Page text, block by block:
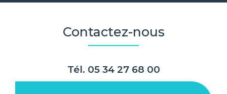
Contactez-nous
Tél. 05 34 27 68 00